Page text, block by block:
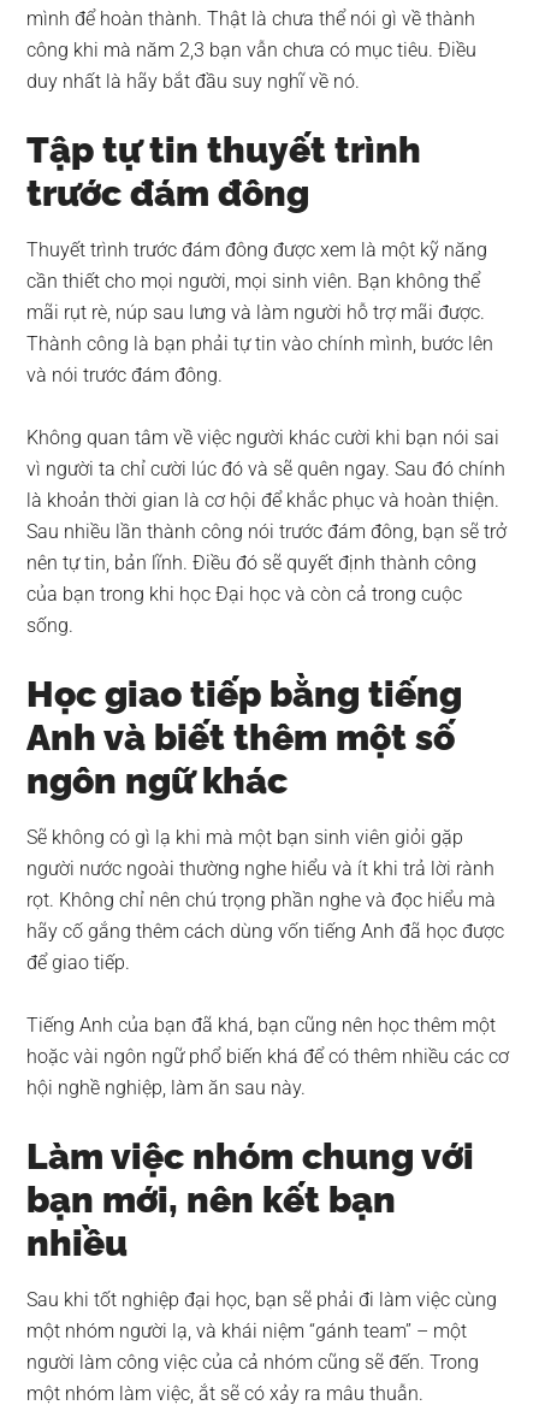
mình để hoàn thành. Thật là chưa thể nói gì về thành
công khi mà năm 2,3 bạn vẫn chưa có mục tiêu. Điều
duy nhất là hãy bắt đầu suy nghĩ về nó.
Tập tự tin thuyết trình
trước đám đông
Thuyết trình trước đám đông được xem là một kỹ năng
cần thiết cho mọi người, mọi sinh viên. Bạn không thể
mãi rụt rè, núp sau lưng và làm người hỗ trợ mãi được.
Thành công là bạn phải tự tin vào chính mình, bước lên
và nói trước đám đông.
Không quan tâm về việc người khác cười khi bạn nói sai
vì người ta chỉ cười lúc đó và sẽ quên ngay. Sau đó chính
là khoản thời gian là cơ hội để khắc phục và hoàn thiện.
Sau nhiều lần thành công nói trước đám đông, bạn sẽ trở
nên tự tin, bản lĩnh. Điều đó sẽ quyết định thành công
của bạn trong khi học Đại học và còn cả trong cuộc
sống.
Học giao tiếp bằng tiếng
Anh và biết thêm một số
ngôn ngữ khác
Sẽ không có gì lạ khi mà một bạn sinh viên giỏi gặp
người nước ngoài thường nghe hiểu và ít khi trả lời rành
rọt. Không chỉ nên chú trọng phần nghe và đọc hiểu mà
hãy cố gắng thêm cách dùng vốn tiếng Anh đã học được
để giao tiếp.
Tiếng Anh của bạn đã khá, bạn cũng nên học thêm một
hoặc vài ngôn ngữ phổ biến khá để có thêm nhiều các cơ
hội nghề nghiệp, làm ăn sau này.
Làm việc nhóm chung với
bạn mới, nên kết bạn
nhiều
Sau khi tốt nghiệp đại học, bạn sẽ phải đi làm việc cùng
một nhóm người lạ, và khái niệm “gánh team” – một
người làm công việc của cả nhóm cũng sẽ đến. Trong
một nhóm làm việc, ắt sẽ có xảy ra mâu thuẫn.